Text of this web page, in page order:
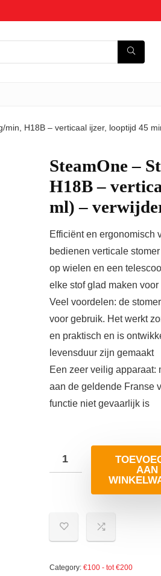
min, H18B – verticaal ijzer, looptijd 45
SteamOne –
H18B –
ml) –
Efficiënt en ergonomisch
bedienen verticale
op wielen en een
elke stof glad maken
Veel voordelen: de
voor gebruik. Het werkt
en praktisch en is
levensduur zijn gemaakt
Een zeer veilig apparaat:
aan de geldende Franse
functie niet gevaarlijk is
AAN
Category: €100 - tot €200